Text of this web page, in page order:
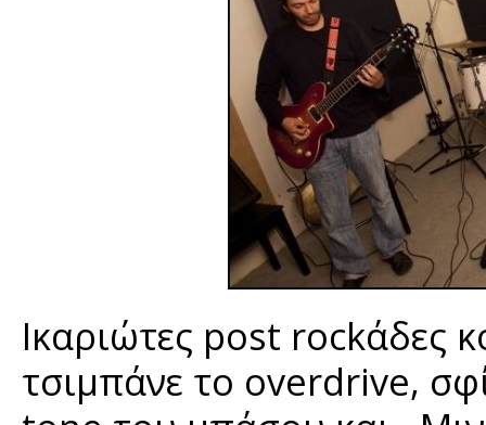
Ικαριώτες post rockάδες
τσιμπάνε το overdrive,